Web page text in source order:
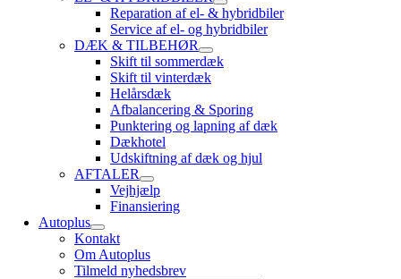
Reparation af el- & hybridbiler
Service af el- og hybridbiler
DÆK & TILBEHØR
Skift til sommerdæk
Skift til vinterdæk
Helårsdæk
Afbalancering & Sporing
Punktering og lapning af dæk
Dækhotel
Udskiftning af dæk og hjul
AFTALER
Vejhjælp
Finansiering
Autoplus
Kontakt
Om Autoplus
Tilmeld nyhedsbrev